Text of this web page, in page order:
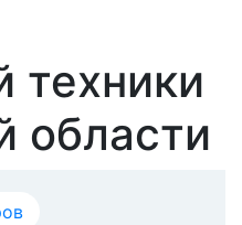
техники
области